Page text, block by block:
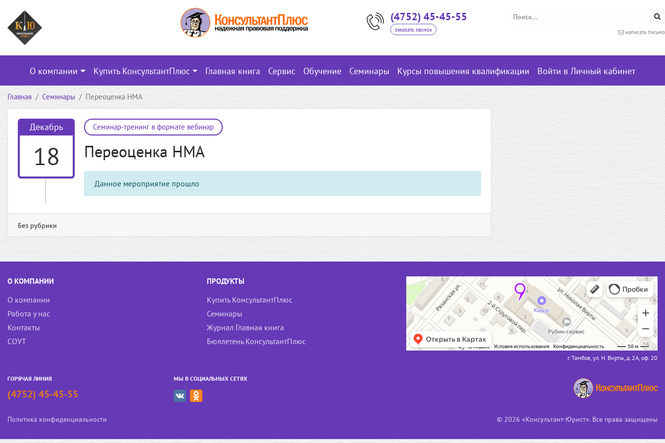
(4752) 45-45-55
заказать звонок написать письмо
О компании Купить КонсультантПлюс Главная книга Сервис Обучение Семинары Курсы повышения квалификации Войти в Личный кабинет
Главная Семинары Переоценка НМА
Декабрь
18
Семинар-тренинг в формате вебинар
Переоценка НМА
Данное мероприятие прошло
Без рубрики
О КОМПАНИИ
О компании
Работа у нас
Контакты
СОУТ
ПРОДУКТЫ
Купить КонсультантПлюс
Семинары
Журнал Главная книга
Бюллетень КонсультантПлюс
г. Тамбов, ул. Н. Вирты, д. 2А, оф. 20
ГОРЯЧАЯ ЛИНИЯ
(4752) 45-45-55
МЫ В СОЦИАЛЬНЫХ СЕТЯХ
Политика конфиденциальности © 2026 «Консультант-Юрист». Все права защищены